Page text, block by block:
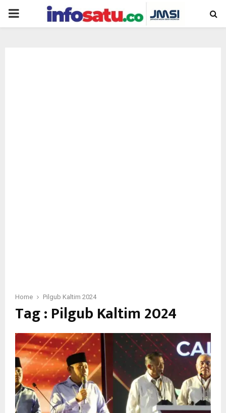
PRIMARY
Home Pilgub Kaltim 2024
Tag : Pilgub Kaltim 2024